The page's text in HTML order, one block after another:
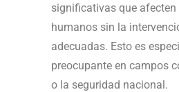
significativas que afecten
humanos sin la
adecuadas. Esto es
preocupante en campos
o la seguridad nacional.